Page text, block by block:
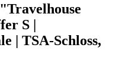
S |
| TSA-Schloss,